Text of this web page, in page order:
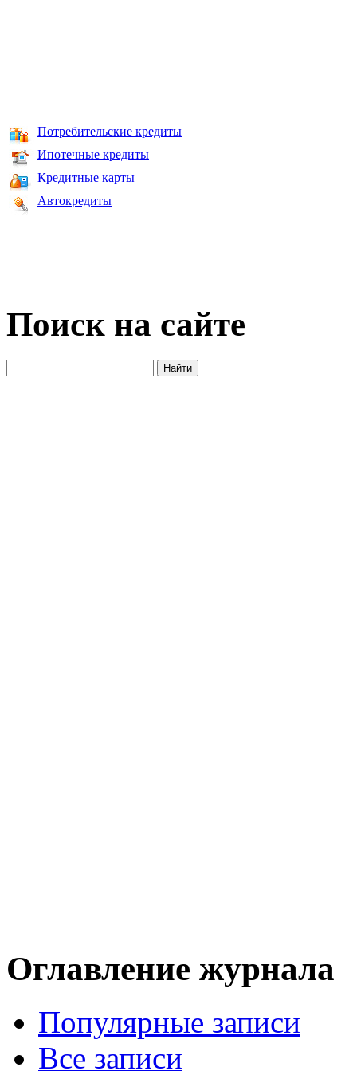
Потребительские кредиты
Ипотечные кредиты
Кредитные карты
Автокредиты
Поиск на сайте
Оглавление журнала
Популярные записи
Все записи